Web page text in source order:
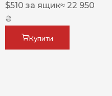
$510 за ящик≈ 22 950
₴
Купити